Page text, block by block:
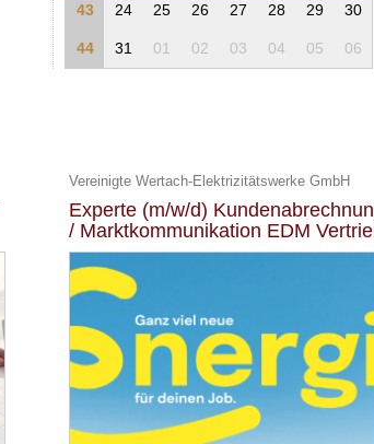
43 24 25 26 27 28 29 30
44 31 01 02 03 04 05 06
Vereinigte Wertach-Elektrizitätswerke GmbH
Experte (m/w/d)
/ Marktkommunikation EDM